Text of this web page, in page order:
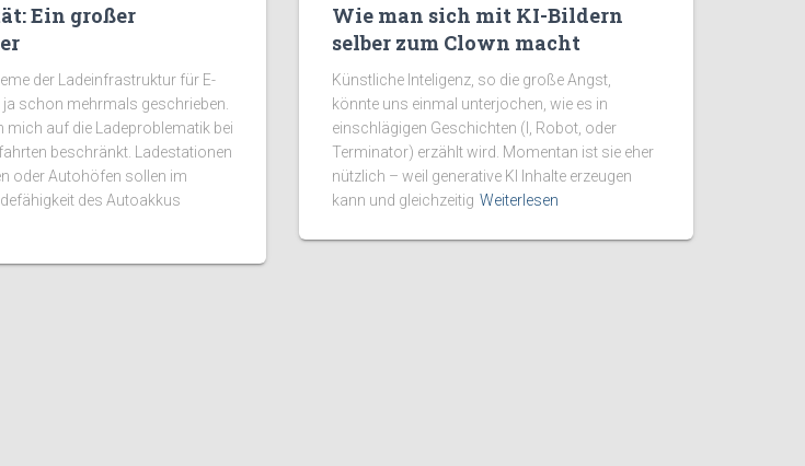
Ein großer
der Ladeinfrastruktur für E-
schon mehrmals geschrieben.
mich auf die Ladeproblematik bei
beschränkt. Ladestationen
oder Autohöfen sollen im
des Autoakkus
Wie man sich mit KI-Bildern
selber zum Clown macht
Künstliche Inteligenz, so die große Angst,
könnte uns einmal unterjochen, wie es in
einschlägigen Geschichten (I, Robot, oder
Terminator) erzählt wird. Momentan ist sie eher
nützlich – weil generative KI Inhalte erzeugen
kann und gleichzeitig Weiterlesen